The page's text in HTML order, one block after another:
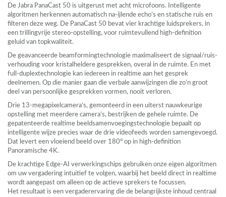
De Jabra PanaCast 50 is uitgerust met acht microfoons. Intelligente
algoritmen herkennen automatisch na-ijlende echo’s en statische ruis en
filteren deze weg. De PanaCast 50 bevat vier krachtige luidsprekers, in
een trillingvrije stereo-opstelling, voor ruimtevullend high-definition
geluid van topkwaliteit.
De geavanceerde beamformingtechnologie maximaliseert de signaal/ruis-
verhouding voor kristalheldere gesprekken, overal in de ruimte. En met
full-duplextechnologie kan iedereen in realtime aan het gesprek
deelnemen. Op die manier gaan die verbale aanwijzingen die zo’n groot
deel van persoonlijke gesprekken vormen, nooit verloren.
Drie 13-megapixelcamera’s, gemonteerd in een uiterst nauwkeurige
opstelling met meerdere camera’s, bestrijken de gehele ruimte. De
gepatenteerde realtime beeldsamenvoegingstechnologie bepaalt op
intelligente wijze precies waar de drie videofeeds worden samengevoegd.
Dat levert een vloeiend beeld over 180° op in high-definition
Panoramische 4K.
De krachtige Edge-AI verwerkingschips gebruiken onze eigen algoritmen
om uw vergadering intuïtief te volgen, waarbij het beeld direct in realtime
wordt aangepast om alleen op de actieve sprekers te focussen.
Het resultaat is een vergaderervaring die de belangrijkste inhoud centraal